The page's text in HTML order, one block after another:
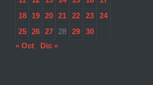
18
19 20 21 22 23
24
25
26 27 28 29
30
« Oct
Dic »